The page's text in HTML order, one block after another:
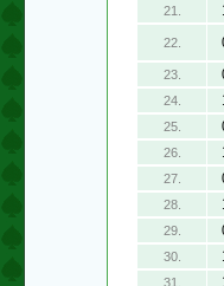
21.
22.
23.
24.
25.
26.
27.
28.
29.
30.
31.